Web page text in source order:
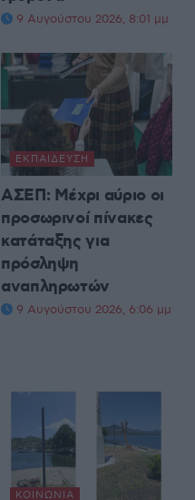
9 Αυγούστου 2026, 8:01 μμ
ΕΚΠΑΊΔΕΥΣΗ
ΑΣΕΠ: Μέχρι αύριο οι
προσωρινοί πίνακες
κατάταξης για
πρόσληψη
αναπληρωτών
9 Αυγούστου 2026, 6:06 μμ
ΚΟΙΝΩΝΊΑ